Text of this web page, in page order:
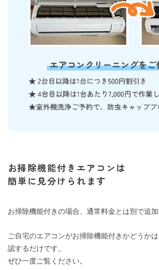
お掃除機能付きエアコンは
簡単に見分けられます
お掃除機能付きの場合、通常料金とは別で追加
ご自宅のエアコンがお掃除機能付きかどうか
認するだけです。
ぜひ一度ご覧ください。